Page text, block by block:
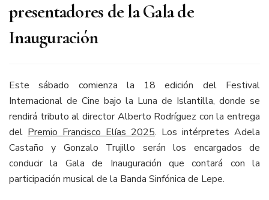
presentadores de la Gala de
Inauguración
Este sábado comienza la 18 edición del Festival
Internacional de Cine bajo la Luna de Islantilla, donde se
rendirá tributo al director Alberto Rodríguez con la entrega
del Premio Francisco Elías 2025. Los intérpretes Adela
Castaño y Gonzalo Trujillo serán los encargados de
conducir la Gala de Inauguración que contará con la
participación musical de la Banda Sinfónica de Lepe.